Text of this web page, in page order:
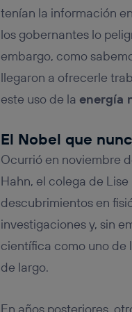
tenían la información
los gobernantes lo
embargo, como
llegaron a ofrecerle
este uso de la energía
El Nobel que
Ocurrió en noviembre
Hahn, el colega de
descubrimientos en
investigaciones y, sin
científica como uno de
de largo.